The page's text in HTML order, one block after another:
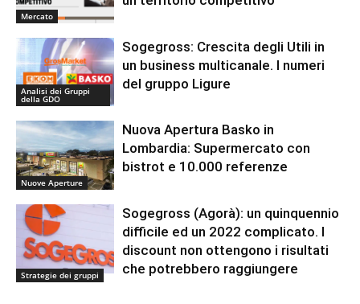
Mercato
Analisi dei Gruppi
della GDO
Sogegross: Crescita degli Utili in
un business multicanale. I numeri
del gruppo Ligure
Nuove Aperture
Nuova Apertura Basko in
Lombardia: Supermercato con
bistrot e 10.000 referenze
Strategie dei gruppi
Sogegross (Agorà): un quinquennio
difficile ed un 2022 complicato. I
discount non ottengono i risultati
che potrebbero raggiungere